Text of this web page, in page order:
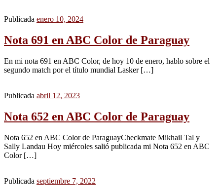
Publicada enero 10, 2024
Nota 691 en ABC Color de Paraguay
En mi nota 691 en ABC Color, de hoy 10 de enero, hablo sobre el
segundo match por el título mundial Lasker […]
Publicada abril 12, 2023
Nota 652 en ABC Color de Paraguay
Nota 652 en ABC Color de ParaguayCheckmate Mikhail Tal y
Sally Landau Hoy miércoles salió publicada mi Nota 652 en ABC
Color […]
Publicada septiembre 7, 2022